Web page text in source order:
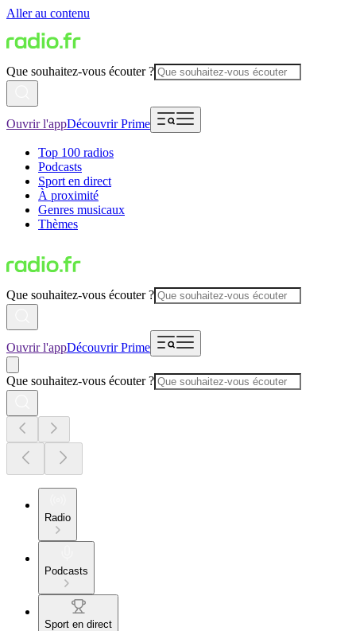
Aller au contenu
Que souhaitez-vous écouter ?
Ouvrir l'appDécouvrir Prime
Top 100 radios
Podcasts
Sport en direct
À proximité
Genres musicaux
Thèmes
Que souhaitez-vous écouter ?
Ouvrir l'appDécouvrir Prime
Que souhaitez-vous écouter ?
Radio
Podcasts
Sport en direct